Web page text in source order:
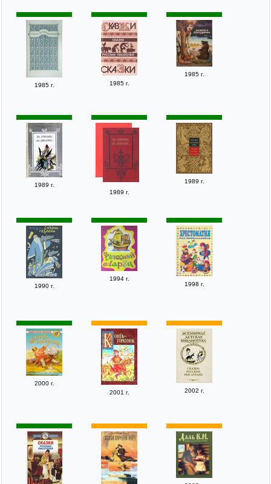
1985 г. 1985 г.
1985 г.
1989 г.
1989 г.
1989 г.
1990 г.
1994 г.
1998 г.
2000 г.
2001 г.
2002 г.